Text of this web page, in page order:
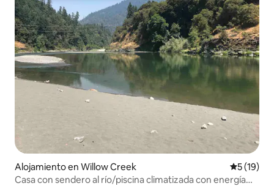
Alojamiento en Willow Creek
5 (19)
Casa con sendero al río/piscina climatizada con energía